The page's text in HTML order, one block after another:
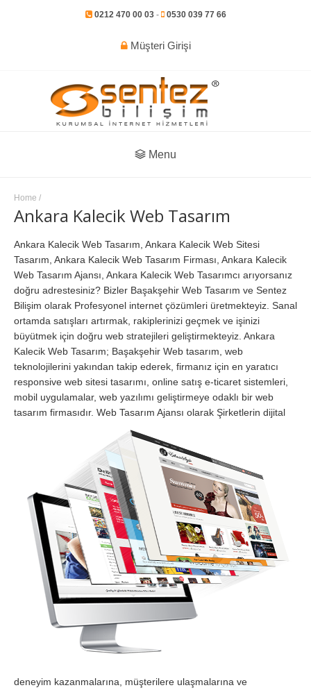
0212 470 00 03- 0530 039 77 66
Müşteri Girişi
Menu
Home /
Ankara Kalecik Web Tasarım
Ankara Kalecik Web Tasarım, Ankara Kalecik Web Sitesi
Tasarım, Ankara Kalecik Web Tasarım Firması, Ankara Kalecik
Web Tasarım Ajansı, Ankara Kalecik Web Tasarımcı arıyorsanız
doğru adrestesiniz? Bizler Başakşehir Web Tasarım ve Sentez
Bilişim olarak Profesyonel internet çözümleri üretmekteyiz. Sanal
ortamda satışları artırmak, rakiplerinizi geçmek ve işinizi
büyütmek için doğru web stratejileri geliştirmekteyiz. Ankara
Kalecik Web Tasarım; Başakşehir Web tasarım, web
teknolojilerini yakından takip ederek, firmanız için en yaratıcı
responsive web sitesi tasarımı, online satış e-ticaret sistemleri,
mobil uygulamalar, web yazılımı geliştirmeye odaklı bir web
tasarım firmasıdır. Web Tasarım Ajansı olarak Şirketlerin dijital
deneyim kazanmalarına, müşterilere ulaşmalarına ve